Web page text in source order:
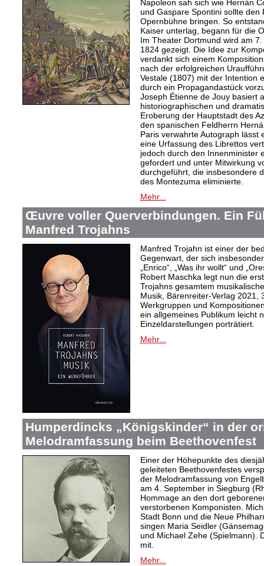
Napoleon sah sich wie Hernán
und Gaspare Spontini sollte den
Opernbühne bringen. So
Kaiser unterlag, begann für die
Im Theater Dortmund wird am
1824 gezeigt. Die Idee zur
verdankt sich einem
nach der erfolgreichen
Vestale (1807) mit der Intention
durch ein Propagandastück
Joseph Étienne de Jouy basiert
historiographischen und
Eroberung der Hauptstadt des
den spanischen Feldherrn
Paris verwahrte Autograph lässt
eine Urfassung des Librettos
jedoch durch den Innenminister
gefordert und unter Mitwirkung
durchgeführt, die insbesondere
des Montezuma eliminierte.
Mehr...
Œuvre voller Querverbindungen. Ein
Manfred Trojahns
Manfred Trojahn ist einer der
Gegenwart, der sich
„Enrico“, „Was ihr wollt“ und
Robert Maschka legt nun die
Trojahns gesamtem
Musik, Bärenreiter-Verlag 2021,
Werkgruppen und
ein allgemeines Publikum leicht
Einzeldarstellungen porträtiert.
Mehr...
Humperdincks „Königskinder“ in der
Melodramfassung beim Beethovenfest
Einer der Höhepunkte des
geleiteten Beethovenfestes
der Melodramfassung von
am 4. September in Siegburg
Hommage an den dort
verstorbenen Komponisten.
Stadt Bonn und die Neue
singen Maria Seidler
und Michael Zehe (Spielmann).
mit.
Mehr...